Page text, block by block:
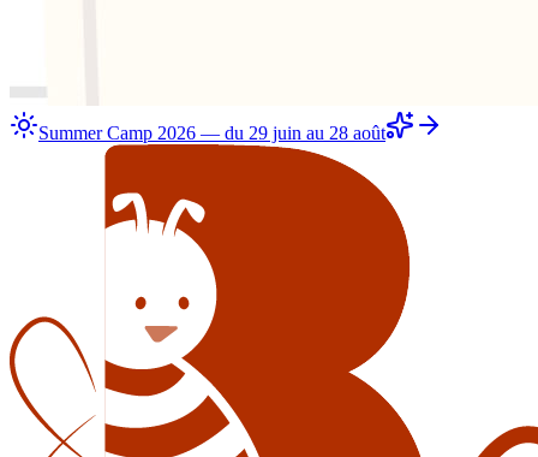
Summer Camp 2026 — du 29 juin au 28 août